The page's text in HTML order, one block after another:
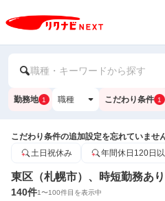
職種・キーワードから探す
勤務地 1 職種 こだわり条件 1
こだわり条件の追加設定を忘れていませ
土日祝休み
年間休日120日
東区（札幌市）、時短勤務あ
140件1〜100件目を表示中